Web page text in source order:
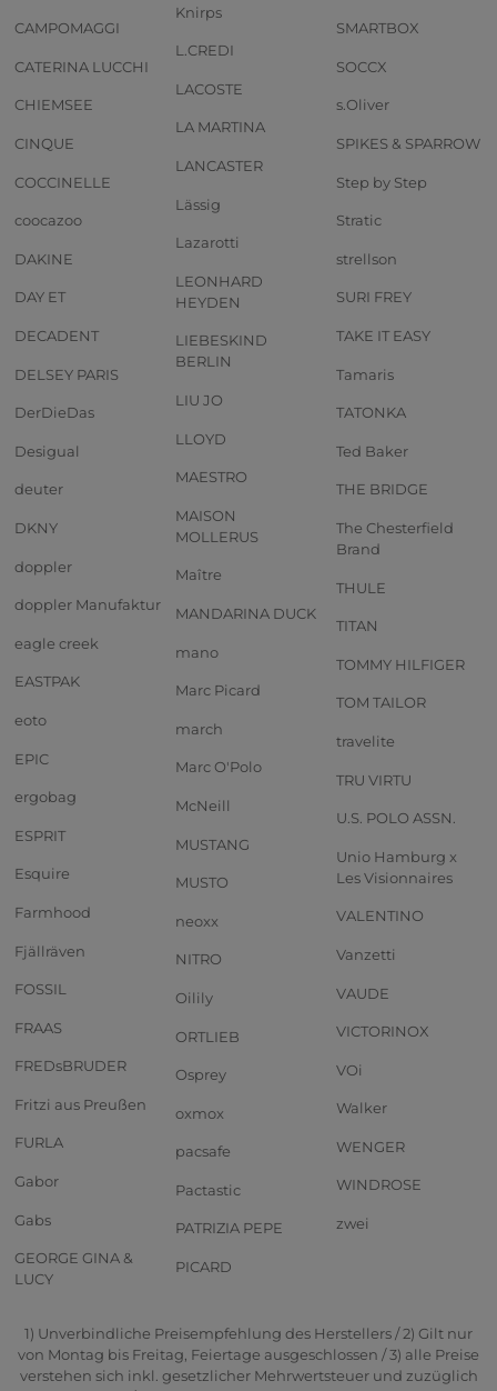
CAMPOMAGGI
CATERINA LUCCHI
CHIEMSEE
CINQUE
COCCINELLE
coocazoo
DAKINE
DAY ET
DECADENT
DELSEY PARIS
DerDieDas
Desigual
deuter
DKNY
doppler
doppler Manufaktur
eagle creek
EASTPAK
eoto
EPIC
ergobag
ESPRIT
Esquire
Farmhood
Fjällräven
FOSSIL
FRAAS
FREDsBRUDER
Fritzi aus Preußen
FURLA
Gabor
Gabs
GEORGE GINA &
LUCY
Knirps
L.CREDI
LACOSTE
LA MARTINA
LANCASTER
Lässig
Lazarotti
LEONHARD
HEYDEN
LIEBESKIND
BERLIN
LIU JO
LLOYD
MAESTRO
MAISON
MOLLERUS
Maître
MANDARINA DUCK
mano
Marc Picard
march
Marc O'Polo
McNeill
MUSTANG
MUSTO
neoxx
NITRO
Oilily
ORTLIEB
Osprey
oxmox
pacsafe
Pactastic
PATRIZIA PEPE
PICARD
SMARTBOX
SOCCX
s.Oliver
SPIKES & SPARROW
Step by Step
Stratic
strellson
SURI FREY
TAKE IT EASY
Tamaris
TATONKA
Ted Baker
THE BRIDGE
The Chesterfield
Brand
THULE
TITAN
TOMMY HILFIGER
TOM TAILOR
travelite
TRU VIRTU
U.S. POLO ASSN.
Unio Hamburg x
Les Visionnaires
VALENTINO
Vanzetti
VAUDE
VICTORINOX
VOi
Walker
WENGER
WINDROSE
zwei
1) Unverbindliche Preisempfehlung des Herstellers / 2) Gilt nur
von Montag bis Freitag, Feiertage ausgeschlossen / 3) alle Preise
verstehen sich inkl. gesetzlicher Mehrwertsteuer und zuzüglich